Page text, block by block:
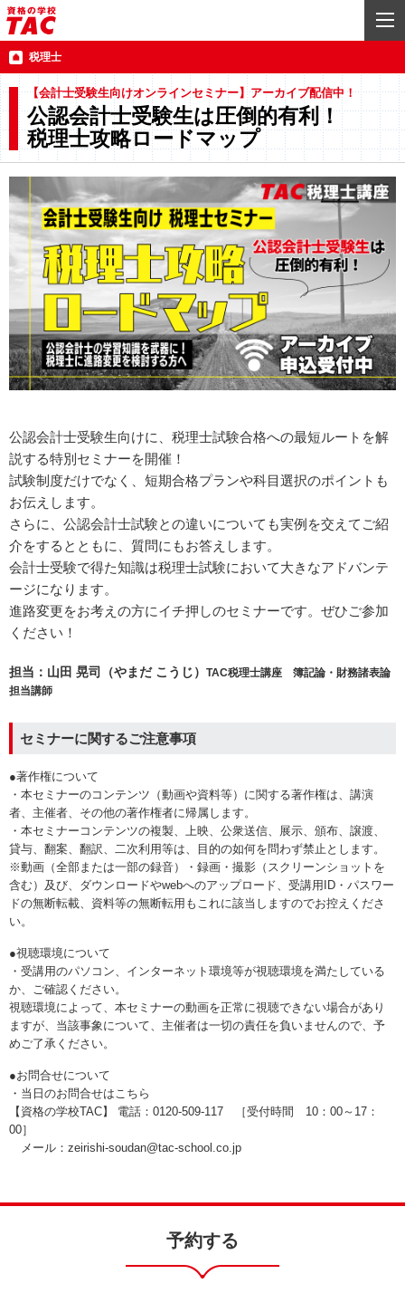
税理士
【会計士受験生向けオンラインセミナー】アーカイブ配信中！
公認会計士受験生は圧倒的有利！
税理士攻略ロードマップ
公認会計士受験生向けに、税理士試験合格への最短ルートを解
説する特別セミナーを開催！
試験制度だけでなく、短期合格プランや科目選択のポイントも
お伝えします。
さらに、公認会計士試験との違いについても実例を交えてご紹
介をするとともに、質問にもお答えします。
会計士受験で得た知識は税理士試験において大きなアドバンテ
ージになります。
進路変更をお考えの方にイチ押しのセミナーです。ぜひご参加
ください！
担当：山田 晃司（やまだ こうじ） TAC税理士講座 簿記論・財務諸表論
担当講師
セミナーに関するご注意事項
●著作権について
・本セミナーのコンテンツ（動画や資料等）に関する著作権は、講演
者、主催者、その他の著作権者に帰属します。
・本セミナーコンテンツの複製、上映、公衆送信、展示、頒布、譲渡、
貸与、翻案、翻訳、二次利用等は、目的の如何を問わず禁止とします。
※動画（全部または一部の録音）・録画・撮影（スクリーンショットを
含む）及び、ダウンロードやwebへのアップロード、受講用ID・パスワー
ドの無断転載、資料等の無断転用もこれに該当しますのでお控えくださ
い。
●視聴環境について
・受講用のパソコン、インターネット環境等が視聴環境を満たしている
か、ご確認ください。
視聴環境によって、本セミナーの動画を正常に視聴できない場合があり
ますが、当該事象について、主催者は一切の責任を負いませんので、予
めご了承ください。
●お問合せについて
・当日のお問合せはこちら
【資格の学校TAC】 電話：0120‐509‐117 ［受付時間 10：00～17：
00］
メール：zeirishi-soudan@tac-school.co.jp
予約する